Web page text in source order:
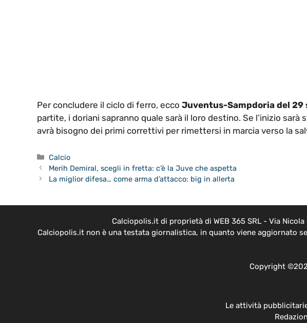
Per concludere il ciclo di ferro, ecco Juventus-Sampdoria del 29
partite, i doriani sapranno quale sarà il loro destino. Se l’inizio sarà
avrà bisogno dei primi correttivi per rimettersi in marcia verso la
Categorie
Calcio
Merih Demiral, scegli in fretta: c’è la Juve che aspetta
La miglior difesa… come arma d’attacco: big in allerta
Calciopolis.it di proprietà di WEB 365 SRL - Via Nicola
Calciopolis.it non è una testata giornalistica, in quanto viene aggiornato
Copyright
Le attività